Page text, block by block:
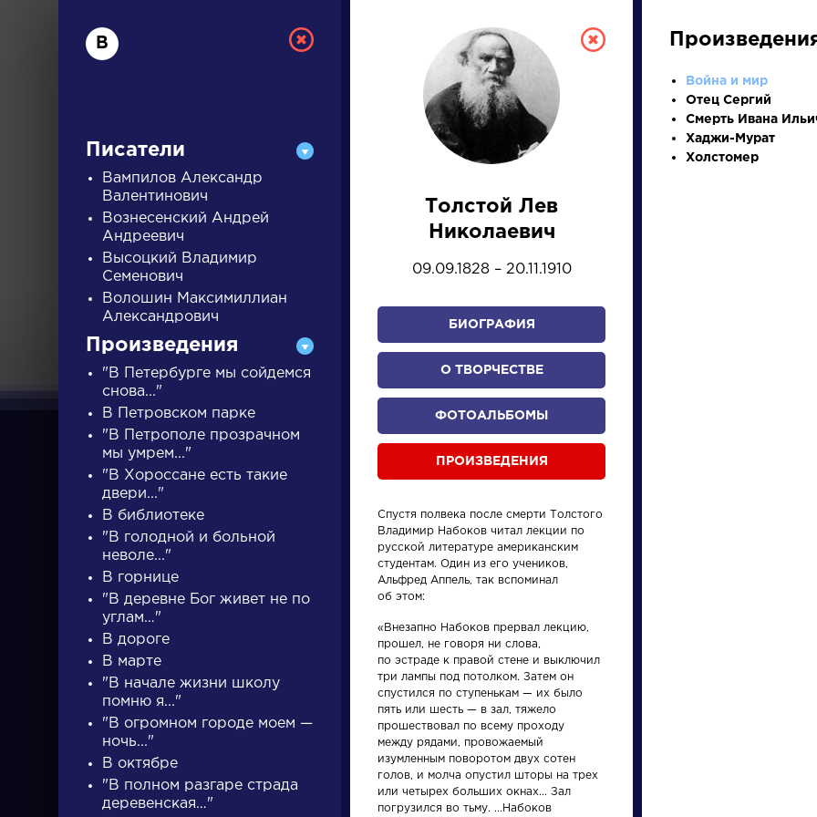
РУССКАЯ
Б З
ПИСАТЕЛИ
писатели
Писатели
Гончаров Иван
Александрович
Персонажи
Алоизий
Могарыч
Словарь
аллегория
В
Писатели
Вампилов Александр
Валентинович
Вознесенский Андрей
Андреевич
Высоцкий Владимир
Семенович
Волошин Максимиллиан
Александрович
Произведения
"В Петербурге мы сойдемся
снова..."
В Петровском парке
"В Петрополе прозрачном
мы умрем..."
"В Хороссане есть такие
двери..."
В библиотеке
"В голодной и больной
неволе..."
В горнице
"В деревне Бог живет не по
углам…"
В дороге
В марте
"В начале жизни школу
помню я..."
"В огромном городе моем —
ночь..."
В октябре
"В полном разгаре страда
деревенская…"
Толстой Лев
Николаевич
09.09.1828 – 20.11.1910
БИОГРАФИЯ
О ТВОРЧЕСТВЕ
ФОТОАЛЬБОМЫ
ПРОИЗВЕДЕНИЯ
Спустя полвека после смерти Толстого
Владимир Набоков читал лекции по
русской литературе американским
студентам. Один из его учеников,
Альфред Аппель, так вспоминал
об этом:
«Внезапно Набоков прервал лекцию,
прошел, не говоря ни слова,
по эстраде к правой стене и выключил
три лампы под потолком. Затем он
спустился по ступенькам — их было
пять или шесть — в зал, тяжело
прошествовал по всему проходу
между рядами, провожаемый
изумленным поворотом двух сотен
голов, и молча опустил шторы на трех
или четырех больших окнах... Зал
погрузился во тьму. ...Набоков
Война и мир
Отец Сергий
Смерть Ивана
Хаджи-Мурат
Холстомер